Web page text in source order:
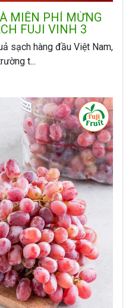
MIỄN PHÍ MỪNG
FUJI VINH 3
sạch hàng đầu Việt Nam,
t...